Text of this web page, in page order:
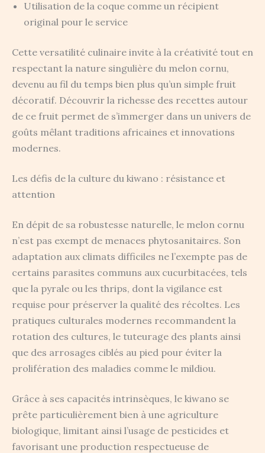
Utilisation de la coque comme un récipient
original pour le service
Cette versatilité culinaire invite à la créativité tout en
respectant la nature singulière du melon cornu,
devenu au fil du temps bien plus qu’un simple fruit
décoratif. Découvrir la richesse des recettes autour
de ce fruit permet de s’immerger dans un univers de
goûts mêlant traditions africaines et innovations
modernes.
Les défis de la culture du kiwano : résistance et
attention
En dépit de sa robustesse naturelle, le melon cornu
n’est pas exempt de menaces phytosanitaires. Son
adaptation aux climats difficiles ne l’exempte pas de
certains parasites communs aux cucurbitacées, tels
que la pyrale ou les thrips, dont la vigilance est
requise pour préserver la qualité des récoltes. Les
pratiques culturales modernes recommandent la
rotation des cultures, le tuteurage des plants ainsi
que des arrosages ciblés au pied pour éviter la
prolifération des maladies comme le mildiou.
Grâce à ses capacités intrinsèques, le kiwano se
prête particulièrement bien à une agriculture
biologique, limitant ainsi l’usage de pesticides et
favorisant une production respectueuse de